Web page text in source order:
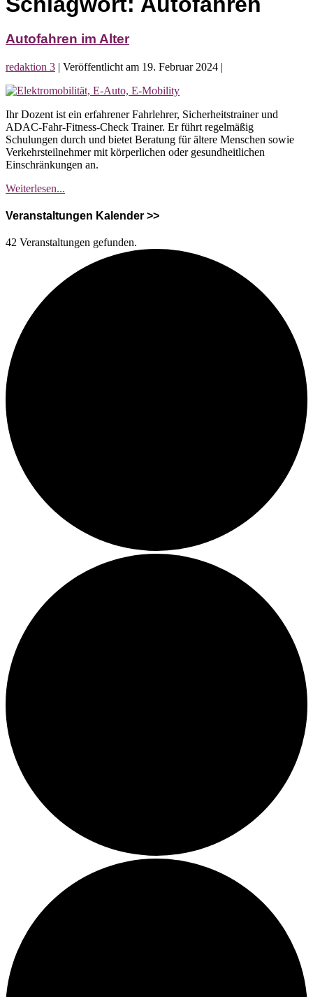
Autofahren im Alter
redaktion 3 | Veröffentlicht am 19. Februar 2024 |
Autofahren
Alter
Ihr Dozent ist ein erfahrener Fahrlehrer, Sicherheitstrainer und
ADAC-Fahr-Fitness-Check Trainer. Er führt regelmäßig
Schulungen durch und bietet Beratung für ältere Menschen sowie
Verkehrsteilnehmer mit körperlichen oder gesundheitlichen
Einschränkungen an.
Weiterlesen...
Alter
Veranstaltungen Kalender >>
42 Veranstaltungen gefunden.